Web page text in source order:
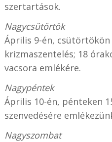
szertartások.
Nagycsütörtök
Április 9-én,
krizmaszentelés; 18
vacsora emlékére.
Nagypéntek
Április 10-én, pénteken
szenvedésére
Nagyszombat